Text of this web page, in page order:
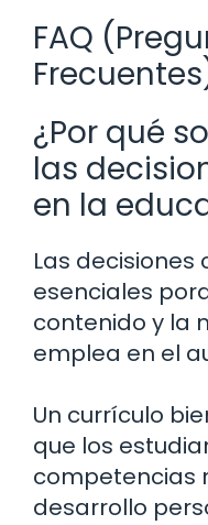
FAQ
¿Por qué
las
en la
Las decisiones
esenciales
contenido y la
emplea en el
Un currículo
que los
competencias
desarrollo